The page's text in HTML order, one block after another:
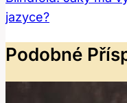
jazyce?
Podobné